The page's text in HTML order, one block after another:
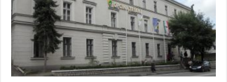
za
2024.
godinu